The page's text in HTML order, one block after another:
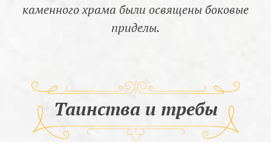
каменного храма были освящены боковые
приделы.
Таинства и требы